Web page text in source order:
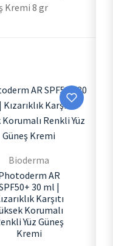
Kremi 8 gr
Bioderma
AR
30 ml |
Karşıtı
Korumalı
Yüz Güneş
Kremi